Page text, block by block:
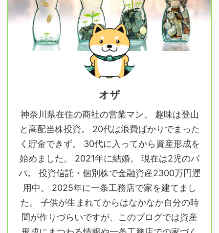
オザ
神奈川県在住の商社の営業マン。 趣味は登山
と高配当株投資。 20代は浪費ばかりでまった
く貯金できず。 30代に入ってから資産形成を
始めました。 2021年に結婚。 現在は2児のパ
パ。 投資信託・個別株で金融資産2300万円運
用中。 2025年に一条工務店で家を建てまし
た。 子供が生まれてからはなかなか自分の時
間が作りづらいですが、このブログでは資産